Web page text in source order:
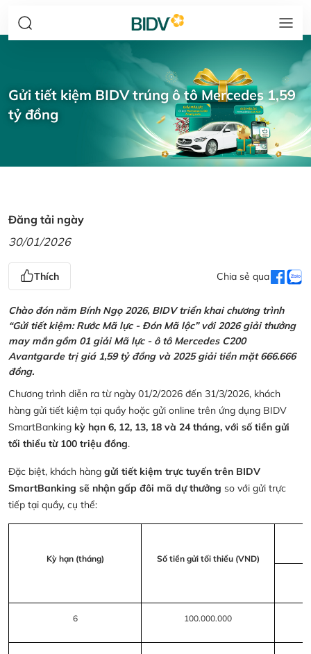
Gửi tiết kiệm BIDV trúng ô tô Mercedes 1,59
tỷ đồng
Đăng tải ngày
30/01/2026
Thích Chia sẻ qua
Chào đón năm Bính Ngọ 2026, BIDV triển khai chương trình
“Gửi tiết kiệm: Rước Mã lực - Đón Mã lộc” với 2026 giải thưởng
may mắn gồm 01 giải Mã lực - ô tô Mercedes C200
Avantgarde trị giá 1,59 tỷ đồng và 2025 giải tiền mặt 666.666
đồng.
Chương trình diễn ra từ ngày 01/2/2026 đến 31/3/2026, khách
hàng gửi tiết kiệm tại quầy hoặc gửi online trên ứng dụng BIDV
SmartBanking kỳ hạn 6, 12, 13, 18 và 24 tháng, với số tiền gửi
tối thiểu từ 100 triệu đồng.
Đặc biệt, khách hàng gửi tiết kiệm trực tuyến trên BIDV
SmartBanking sẽ nhận gấp đôi mã dự thưởng so với gửi trực
tiếp tại quầy, cụ thể:
Kỳ hạn (tháng) Số tiền gửi tối thiểu (VND)
6 100.000.000